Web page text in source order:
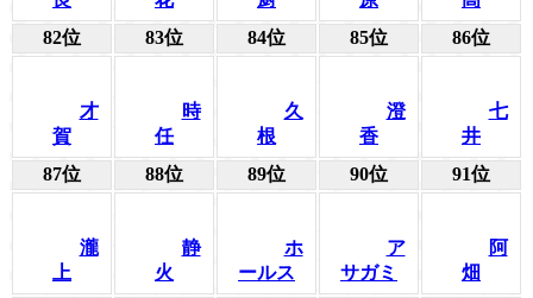
82位
83位 84位 85位 86位
才
賀
時
任
久
根
澄
香
七
井
87位
88位 89位 90位 91位
瀧
上
静
火
ホ
ールス
ア
サガミ
阿
畑